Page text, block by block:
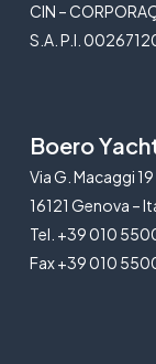
CIN –
S.A. P.I.
Boero
Via G. Macaggi 19
16121 Genova –
Tel. +39 010
Fax +39 010